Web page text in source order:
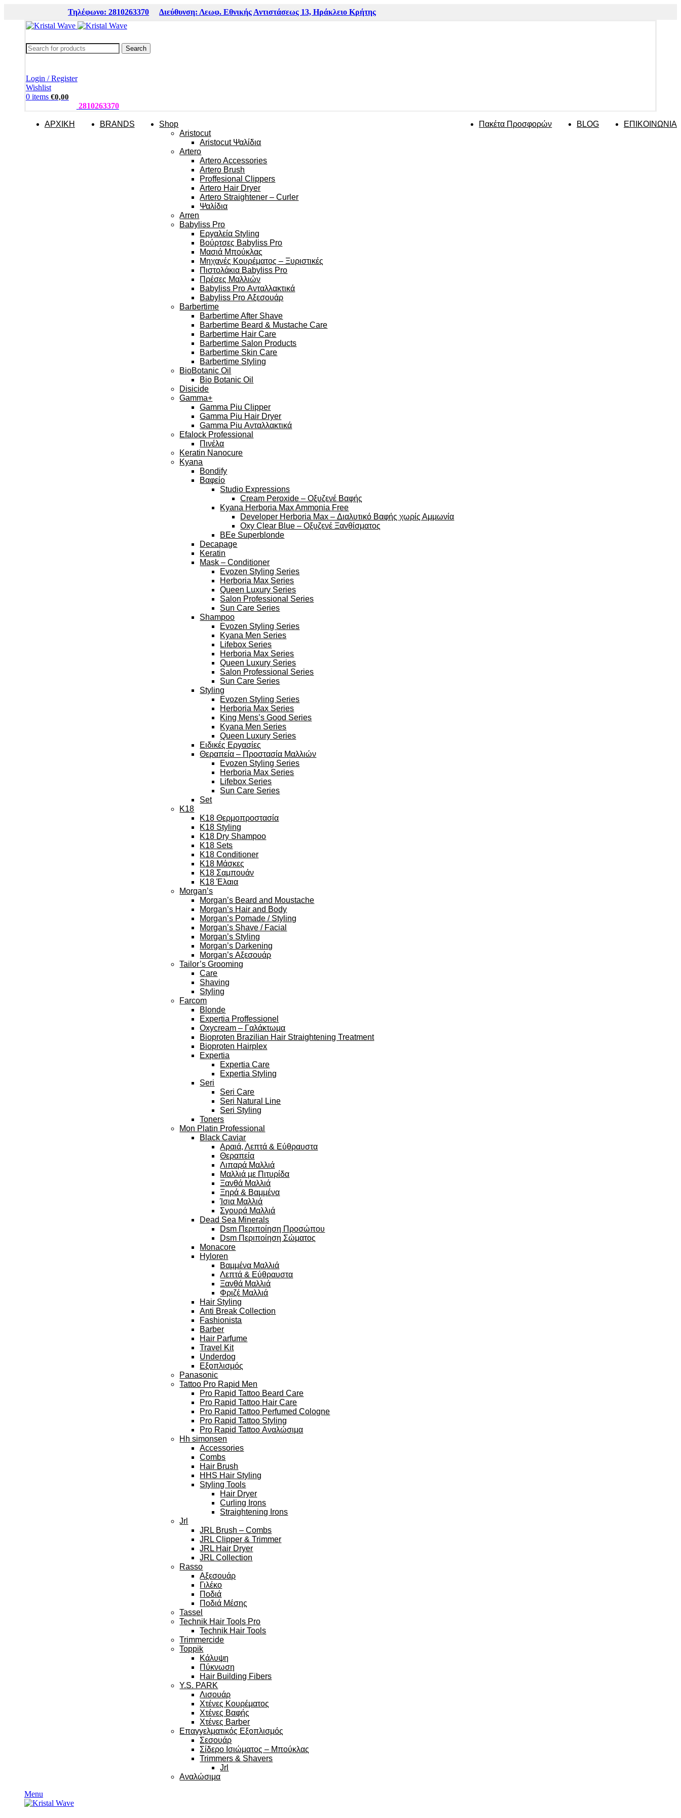
Τηλέφωνο: 2810263370 Διεύθυνση: Λεωφ. Εθνικής Αντιστάσεως 13, Ηράκλειο Κρήτης
Search
Login / Register
Wishlist
0 items €0,00
2810263370
ΑΡΧΙΚΗ BRANDS
Shop
Aristocut
Aristocut Ψαλίδια
Artero
Artero Accessories
Artero Brush
Proffesional Clippers
Artero Hair Dryer
Artero Straightener – Curler
Ψαλίδια
Arren
Babyliss Pro
Εργαλεία Styling
Βούρτσες Babyliss Pro
Μασιά Μπούκλας
Μηχανές Κουρέματος – Ξυριστικές
Πιστολάκια Babyliss Pro
Πρέσες Μαλλιών
Babyliss Pro Ανταλλακτικά
Babyliss Pro Αξεσουάρ
Barbertime
Barbertime After Shave
Barbertime Beard & Mustache Care
Barbertime Hair Care
Barbertime Salon Products
Barbertime Skin Care
Barbertime Styling
BioBotanic Oil
Bio Botanic Oil
Disicide
Gamma+
Gamma Piu Clipper
Gamma Piu Hair Dryer
Gamma Piu Ανταλλακτικά
Efalock Professional
Πινέλα
Keratin Nanocure
Kyana
Bondify
Βαφείο
Studio Expressions
Cream Peroxide – Οξυζενέ Βαφής
Kyana Herboria Max Ammonia Free
Developer Herboria Max – Διαλυτικό Βαφής χωρίς Αμμωνία
Oxy Clear Blue – Οξυζενέ Ξανθίσματος
BEe Superblonde
Decapage
Keratin
Mask – Conditioner
Evozen Styling Series
Herboria Max Series
Queen Luxury Series
Salon Professional Series
Sun Care Series
Shampoo
Evozen Styling Series
Kyana Men Series
Lifebox Series
Herboria Max Series
Queen Luxury Series
Salon Professional Series
Sun Care Series
Styling
Evozen Styling Series
Herboria Max Series
King Mens’s Good Series
Kyana Men Series
Queen Luxury Series
Ειδικές Εργασίες
Θεραπεία – Προστασία Μαλλιών
Evozen Styling Series
Herboria Max Series
Lifebox Series
Sun Care Series
Set
K18
K18 Θερμοπροστασία
K18 Styling
K18 Dry Shampoo
K18 Sets
K18 Conditioner
K18 Μάσκες
K18 Σαμπουάν
K18 Έλαια
Morgan’s
Morgan’s Beard and Moustache
Morgan’s Hair and Body
Morgan’s Pomade / Styling
Morgan’s Shave / Facial
Morgan’s Styling
Morgan’s Darkening
Morgan’s Αξεσουάρ
Tailor’s Grooming
Care
Shaving
Styling
Farcom
Blonde
Expertia Proffessionel
Oxycream – Γαλάκτωμα
Bioproten Brazilian Hair Straightening Treatment
Bioproten Hairplex
Expertia
Expertia Care
Expertia Styling
Seri
Seri Care
Seri Natural Line
Seri Styling
Toners
Mon Platin Professional
Black Caviar
Αραιά, Λεπτά & Εύθραυστα
Θεραπεία
Λιπαρά Μαλλιά
Μαλλιά με Πιτυρίδα
Ξανθά Μαλλιά
Ξηρά & Βαμμένα
Ίσια Μαλλιά
Σγουρά Μαλλιά
Dead Sea Minerals
Dsm Περιποίηση Προσώπου
Dsm Περιποίηση Σώματος
Monacore
Hyloren
Βαμμένα Μαλλιά
Λεπτά & Εύθραυστα
Ξανθά Μαλλιά
Φριζέ Μαλλιά
Hair Styling
Anti Break Collection
Fashionista
Barber
Hair Parfume
Travel Kit
Underdog
Εξοπλισμός
Panasonic
Tattoo Pro Rapid Men
Pro Rapid Tattoo Beard Care
Pro Rapid Tattoo Hair Care
Pro Rapid Tattoo Perfumed Cologne
Pro Rapid Tattoo Styling
Pro Rapid Tattoo Αναλώσιμα
Hh simonsen
Accessories
Combs
Hair Brush
HHS Hair Styling
Styling Tools
Hair Dryer
Curling Irons
Straightening Irons
Jrl
JRL Brush – Combs
JRL Clipper & Trimmer
JRL Hair Dryer
JRL Collection
Rasso
Αξεσουάρ
Γιλέκο
Ποδιά
Ποδιά Μέσης
Tassel
Technik Hair Tools Pro
Technik Hair Tools
Trimmercide
Toppik
Κάλυψη
Πύκνωση
Hair Building Fibers
Y.S. PARK
Λισουάρ
Χτένες Κουρέματος
Χτένες Βαφής
Χτένες Barber
Επαγγελματικός Εξοπλισμός
Σεσουάρ
Σίδερο Ισιώματος – Μπούκλας
Trimmers & Shavers
Jrl
Αναλώσιμα
Πακέτα Προσφορών BLOG ΕΠΙΚΟΙΝΩΝΙΑ
Menu